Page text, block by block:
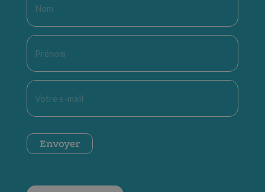
Prénom
E-
mail
CAPTCHA
Envoyer